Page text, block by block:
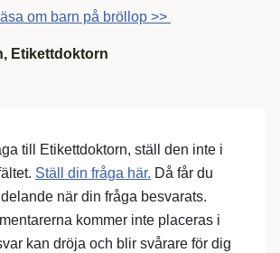
om barn på bröllop >>
Etikettdoktorn
till Etikettdoktorn, ställ den inte i
Ställ din fråga här. Då får du
när din fråga besvarats.
kommer inte placeras i
kan dröja och blir svårare för dig